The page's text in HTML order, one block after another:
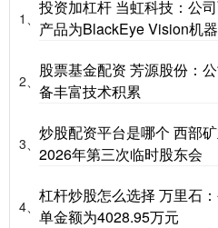
1、
投资加杠杆 当虹科技：公
产品为BlackEye Vision机
2、
股票基金配资 芳源股份：
备丰富技术积累
3、
炒股配资平台是哪个 西部
2026年第三次临时股东会
4、
杠杆炒股怎么选择 万里石
单金额为4028.95万元